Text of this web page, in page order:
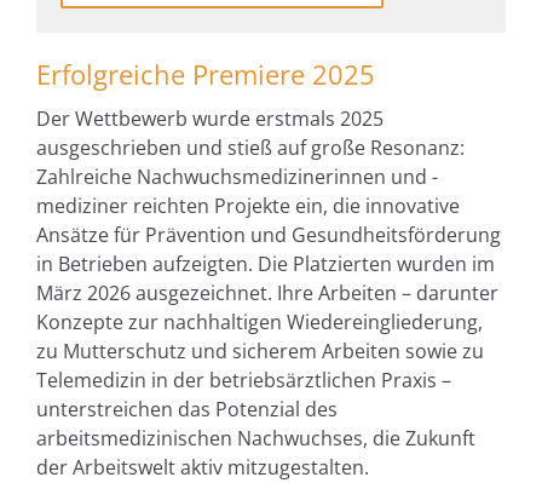
Erfolgreiche Premiere 2025
Der Wettbewerb wurde erstmals 2025
ausgeschrieben und stieß auf große Resonanz:
Zahlreiche Nachwuchsmedizinerinnen und -
mediziner reichten Projekte ein, die innovative
Ansätze für Prävention und Gesundheitsförderung
in Betrieben aufzeigten. Die Platzierten wurden im
März 2026 ausgezeichnet. Ihre Arbeiten – darunter
Konzepte zur nachhaltigen Wiedereingliederung,
zu Mutterschutz und sicherem Arbeiten sowie zu
Telemedizin in der betriebsärztlichen Praxis –
unterstreichen das Potenzial des
arbeitsmedizinischen Nachwuchses, die Zukunft
der Arbeitswelt aktiv mitzugestalten.